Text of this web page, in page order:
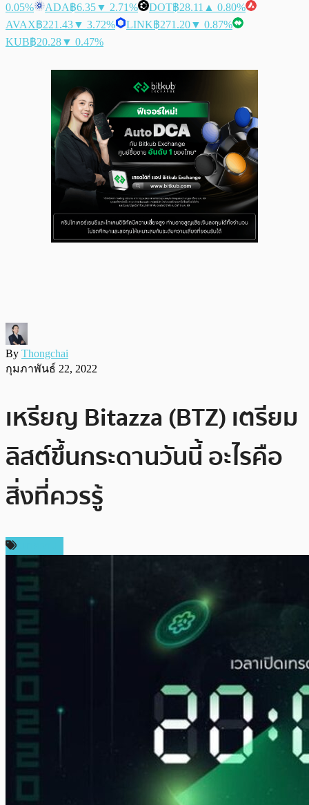
0.05%
ADA฿6.35▼ 2.71% DOT฿28.11 ▲ 0.80%
AVAX฿221.43▼ 3.72% LINK฿271.20▼ 0.87%
KUB฿20.28▼ 0.47%
By Thongchai
กุมภาพันธ์ 22, 2022
เหรียญ Bitazza (BTZ) เตรียม
ลิสต์ขึ้นกระดานวันนี้ อะไรคือ
สิ่งที่ควรรู้